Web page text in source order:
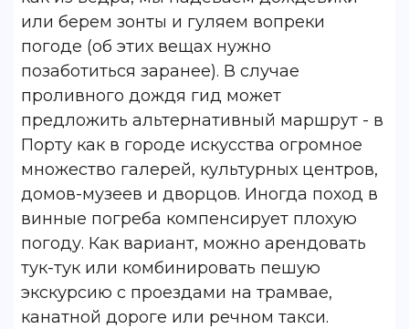
или берем зонты и гуляем вопреки
погоде (об этих вещах нужно
позаботиться заранее). В случае
проливного дождя гид может
предложить альтернативный маршрут - в
Порту как в городе искусства огромное
множество галерей, культурных центров,
домов-музеев и дворцов. Иногда поход в
винные погреба компенсирует плохую
погоду. Как вариант, можно арендовать
тук-тук или комбинировать пешую
экскурсию с проездами на трамвае,
канатной дороге или речном такси.